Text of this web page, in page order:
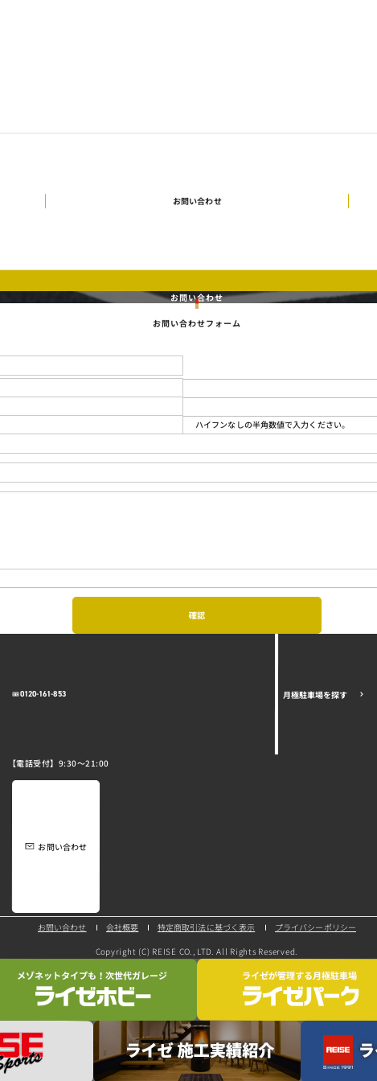
お問い合わせ
お問い合わせ
お問い合わせフォーム
ハイフンなしの半角数値で入力ください。
0120-161-853
【電話受付】9:30～21:00
お問い合わせ
月極駐車場を探す
お問い合わせ 会社概要 特定商取引法に基づく表示 プライバシーポリシー
Copyright (C) REISE CO., LTD. All Rights Reserved.